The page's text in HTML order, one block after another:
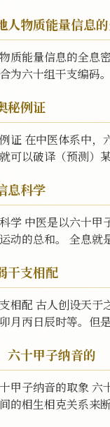
人物质能量信息
质能量信息的全息
为六十组干支编码
秘例证
证 在中医体系中
可以破译（预测）
息科学
学 中医是以六十
动的总和。 全息就
干支相配
相配 古人创设天
月丙日辰时等。但
六十甲子纳音的
甲子纳音的取象 六
的相生相克关系来